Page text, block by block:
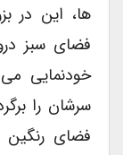
ها، این در
فضای سبز
خودنمایی
سرشان را
فضای رنگین